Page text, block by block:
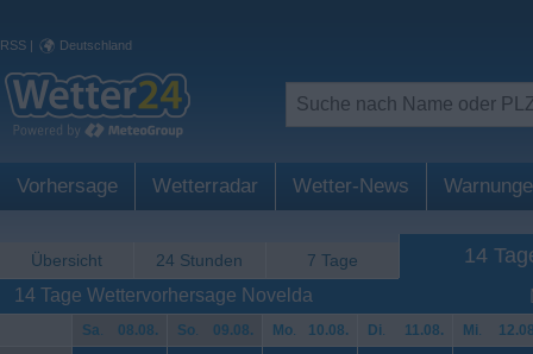
RSS | Deutschland
Vorhersage Wetterradar Wetter-News
Übersicht 24 Stunden 7 Tage 14
14 Tage Wettervorhersage Novelda
Sa. 08.08. So. 09.08. Mo. 10.08. Di. 11.08. Mi.